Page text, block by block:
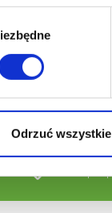
wskazanych
osobowych
przypadkach
i naszych
Odrzuć wszystkie